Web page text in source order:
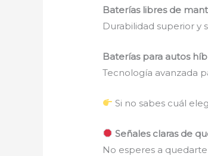
Baterías libres de
Durabilidad superior y
Baterías para autos
Tecnología avanzada
Si no sabes cuál
Señales claras de
No esperes a